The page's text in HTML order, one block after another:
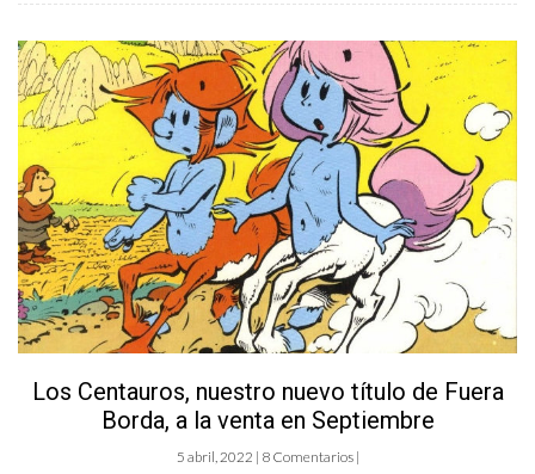
Los Centauros, nuestro nuevo título de Fuera
Borda, a la venta en Septiembre
5 abril, 2022 | 8 Comentarios |